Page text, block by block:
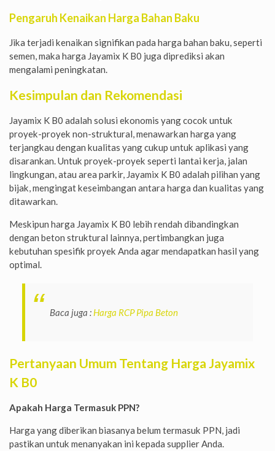
Pengaruh Kenaikan Harga Bahan Baku
Jika terjadi kenaikan signifikan pada harga bahan baku, seperti
semen, maka harga Jayamix K B0 juga diprediksi akan
mengalami peningkatan.
Kesimpulan dan Rekomendasi
Jayamix K B0 adalah solusi ekonomis yang cocok untuk
proyek-proyek non-struktural, menawarkan harga yang
terjangkau dengan kualitas yang cukup untuk aplikasi yang
disarankan. Untuk proyek-proyek seperti lantai kerja, jalan
lingkungan, atau area parkir, Jayamix K B0 adalah pilihan yang
bijak, mengingat keseimbangan antara harga dan kualitas yang
ditawarkan.
Meskipun harga Jayamix K B0 lebih rendah dibandingkan
dengan beton struktural lainnya, pertimbangkan juga
kebutuhan spesifik proyek Anda agar mendapatkan hasil yang
optimal.
Baca juga : Harga RCP Pipa Beton
Pertanyaan Umum Tentang Harga Jayamix
K B0
Apakah Harga Termasuk PPN?
Harga yang diberikan biasanya belum termasuk PPN, jadi
pastikan untuk menanyakan ini kepada supplier Anda.